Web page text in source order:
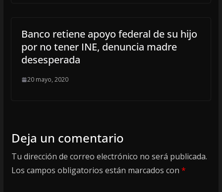
Banco retiene apoyo federal de su hijo
por no tener INE, denuncia madre
desesperada
20 mayo, 2020
Deja un comentario
Tu dirección de correo electrónico no será publicada.
Los campos obligatorios están marcados con *